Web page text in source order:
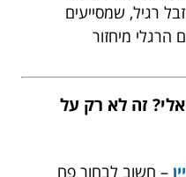
רגיל, שמסייעים
הרגלי מיחזור
זה לא רק על
– חשוב לבחור פח